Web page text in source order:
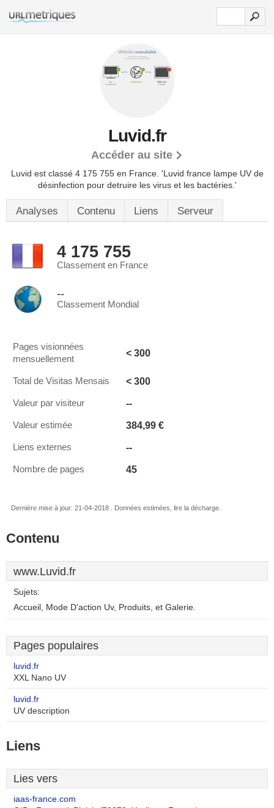
Luvid.fr
Accéder au site
Luvid est classé 4 175 755 en France. 'Luvid france lampe UV de
désinfection pour detruire les virus et les bactéries.'
Analyses Contenu Liens Serveur
4 175 755
Classement en France
--
Classement Mondial
Pages visionnées
mensuellement
< 300
Total de Visitas Mensais < 300
Valeur par visiteur --
Valeur estimée 384,99 €
Liens externes --
Nombre de pages 45
Dernière mise à jour: 21-04-2018 . Données estimées, lire la décharge.
Contenu
www.Luvid.fr
Sujets:
Accueil, Mode D'action Uv, Produits, et Galerie.
Pages populaires
luvid.fr
XXL Nano UV
luvid.fr
UV description
Liens
Lies vers
iaas-france.com